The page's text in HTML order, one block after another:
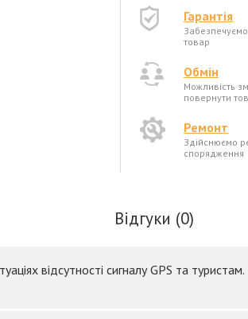
Гарантія
товар
Обмін
Можливість
повернути
Ремонт
Здійснюємо
спорядження
Відгуки (0)
відсутності сигналу GPS та туристам.